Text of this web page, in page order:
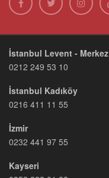
İstanbul Levent - Merkez
0212 249 53 10
İstanbul Kadıköy
0216 411 11 55
İzmir
0232 441 97 55
Kayseri